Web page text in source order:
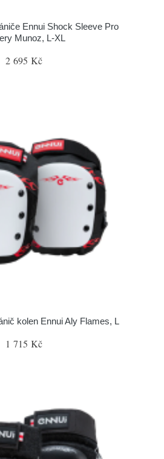
Ennui Shock Sleeve Pro
Munoz, L-XL
2 695 Kč
kolen Ennui Aly Flames, L
1 715 Kč